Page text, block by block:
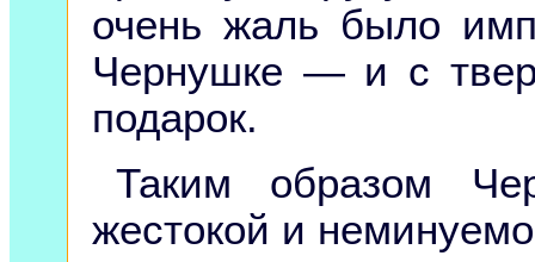
очень жаль было
Чернушке — и с
подарок.
Таким образом
жестокой и